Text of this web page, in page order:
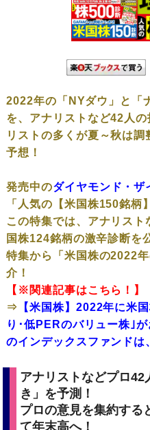
2022年の「NYダウ」と「
を、アナリストなど42人
リストの多くが夏～秋は
予想！
発売中のダイヤモンド・
「人気の【米国株150銘柄
この特集では、アナリス
国株124銘柄の激辛診断を
特集から「米国株の2022
介！
【※関連記事はこちら！】
⇒ 【米国株】2022年に米
り･低PERのバリュー株｣
のインデックスファンドは
アナリストなどプロ
き」を予測！
プロの意見を集約する
て年末高へ！